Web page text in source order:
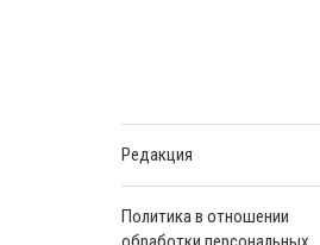
Редакция
Политика в отношении